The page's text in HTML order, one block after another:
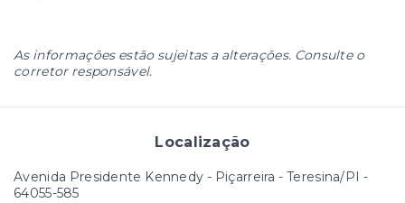
As informações estão sujeitas a alterações. Consulte o
corretor responsável.
Localização
Avenida Presidente Kennedy - Piçarreira - Teresina/PI -
64055-585